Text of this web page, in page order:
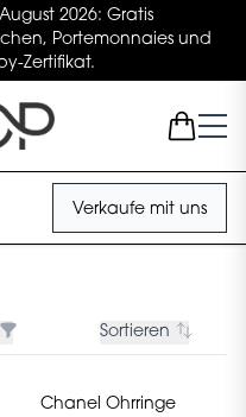
2026: Gratis
Portemonnaies und
Zertifikat.
Verkaufe mit uns
Sortieren
Chanel Ohrringe